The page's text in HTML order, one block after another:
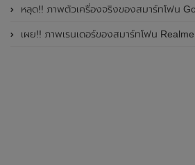
หลุด!! ภาพตัวเครื่องจริงของสมาร์ทโฟน Google Pixel 9a โชว์ดีไซน์ใหม่
เผย!! ภาพเรนเดอร์ของสมาร์ทโฟน Realme GT7 Pro โชว์ให้เห็นดีไซน์ให